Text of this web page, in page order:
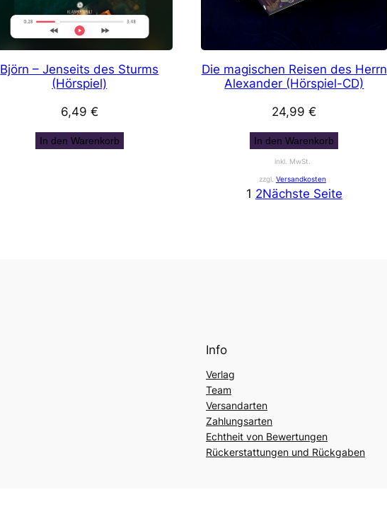
Björn – Jenseits des Sturms
(Hörspiel)
6,49 €
In den Warenkorb
Die magischen Reisen des Herrn
Alexander (Hörspiel-CD)
24,99€
In den Warenkorb
inkl. MwSt.
zzgl. Versandkosten
1 2Nächste Seite
Info
Verlag
Team
Versandarten
Zahlungsarten
Echtheit von Bewertungen
Rückerstattungen und Rückgaben